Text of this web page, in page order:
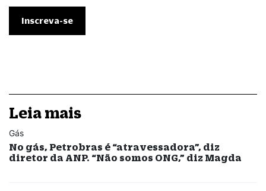
Leia mais
Gás
No gás, Petrobras é “atravessadora”, diz
diretor da ANP. “Não somos ONG,” diz Magda